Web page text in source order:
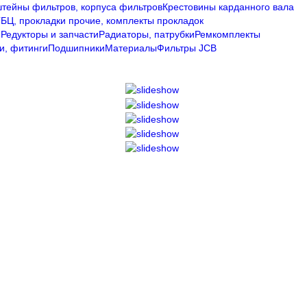
фильтров, корпуса фильтровКрестовины карданного вала
прокладки прочие, комплекты прокладок
Редукторы и запчастиРадиаторы, патрубкиРемкомплекты
фитингиПодшипникиМатериалыФильтры JCB